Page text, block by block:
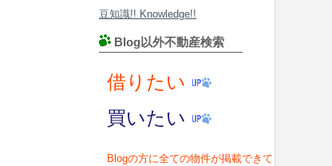
豆知識!! Knowledge!!
Blog以外不動産検索
借りたい
買いたい
Blogの方に全ての物件が掲載できて